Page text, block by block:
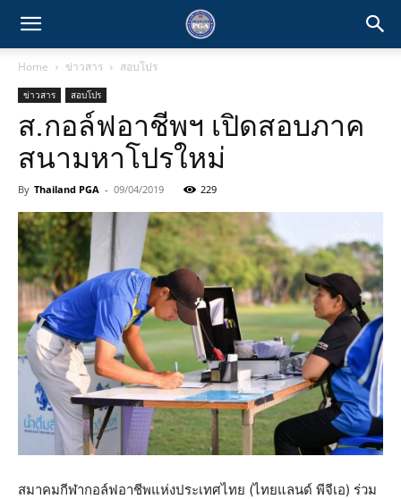
Home ข่าวสาร สอบโปร
ข่าวสาร สอบโปร
ส.กอล์ฟอาชีพฯ เปิดสอบภาค
สนามหาโปรใหม่
By Thailand PGA - 09/04/2019 229
สมาคมกีฬากอล์ฟอาชีพแห่งประเทศไทย (ไทยแลนด์ พีจีเอ) ร่วม